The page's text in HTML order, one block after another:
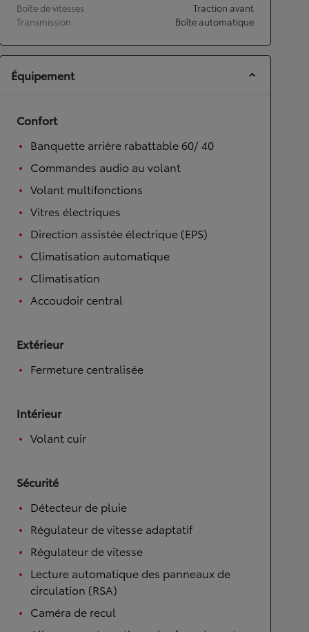
Boîte de vitesses
Traction avant
Transmission
Boîte automatique
Équipement
Confort
Banquette arrière rabattable 60/ 40
Commandes audio au volant
Volant multifonctions
Vitres électriques
Direction assistée électrique (EPS)
Climatisation automatique
Climatisation
Accoudoir central
Extérieur
Fermeture centralisée
Intérieur
Volant cuir
Sécurité
Détecteur de pluie
Régulateur de vitesse adaptatif
Régulateur de vitesse
Lecture automatique des panneaux de
circulation (RSA)
Caméra de recul